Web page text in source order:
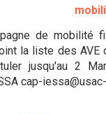
de mobilité
la liste des AVE
jusqu'au 2
cap-